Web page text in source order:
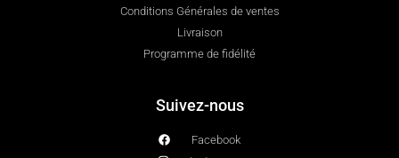
Conditions Générales de ventes
Livraison
Programme de fidélité
Suivez-nous
Facebook